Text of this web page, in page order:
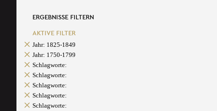
ERGEBNISSE FILTERN
AKTIVE FILTER
Jahr: 1825-1849
Jahr: 1750-1799
Schlagworte:
Schlagworte:
Schlagworte:
Schlagworte:
Schlagworte: